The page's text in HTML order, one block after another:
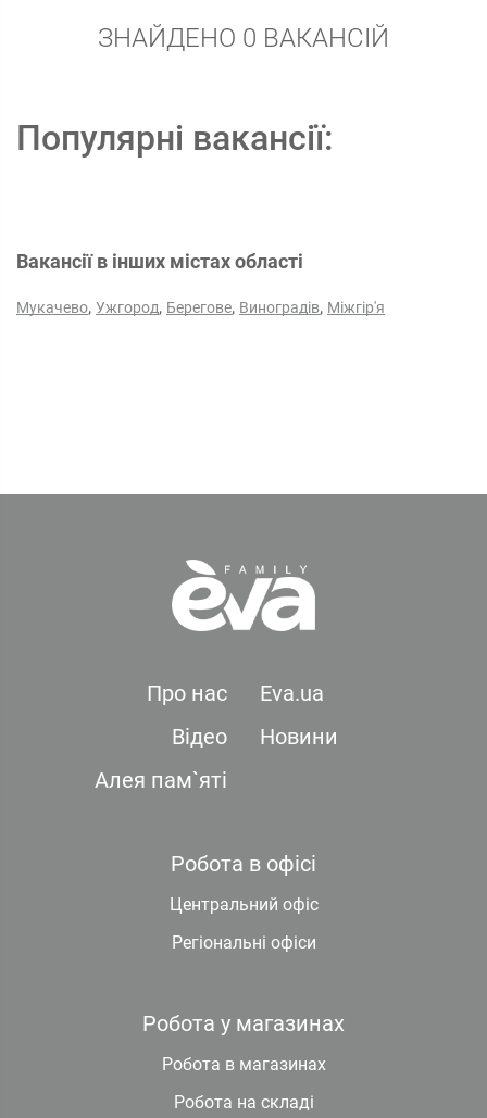
ЗНАЙДЕНО 0 ВАКАНСІЙ
Популярні вакансії:
Вакансії в інших містах області
Мукачево, Ужгород, Берегове, Виноградів, Міжгір'я
Про нас
Eva.ua
Відео
Новини
Алея пам`яті
Робота в офісі
Центральний офіс
Регіональні офіси
Робота у магазинах
Робота в магазинах
Робота на складі